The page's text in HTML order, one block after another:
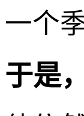
一个
于是